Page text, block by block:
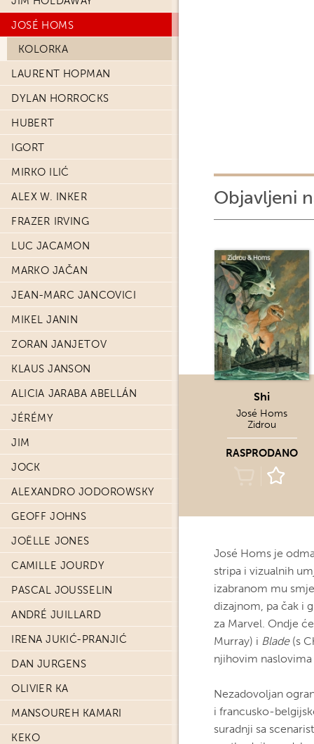
JOSÉ HOMS
KOLORKA
LAURENT HOPMAN
DYLAN HORROCKS
HUBERT
IGORT
MIRKO ILIĆ
ALEX W. INKER
FRAZER IRVING
LUC JACAMON
MARKO JAČAN
JEAN-MARC JANCOVICI
MIKEL JANIN
ZORAN JANJETOV
KLAUS JANSON
ALICIA JARABA ABELLÁN
JÉRÉMY
JIM
JOCK
ALEXANDRO JODOROWSKY
GEOFF JOHNS
JOËLLE JONES
CAMILLE JOURDY
PASCAL JOUSSELIN
ANDRÉ JUILLARD
IRENA JUKIĆ-PRANJIĆ
DAN JURGENS
OLIVIER KA
MANSOUREH KAMARI
KEKO
Objavljeni
Shi
José Homs
Zidrou
RASPRODANO
José Homs je
stripa i vizualnih
izabranom mu
dizajnom, pa čak i
za Marvel. Ondje
Murray) i Blade(s
njihovim
Nezadovoljan
i francusko-
suradnji sa